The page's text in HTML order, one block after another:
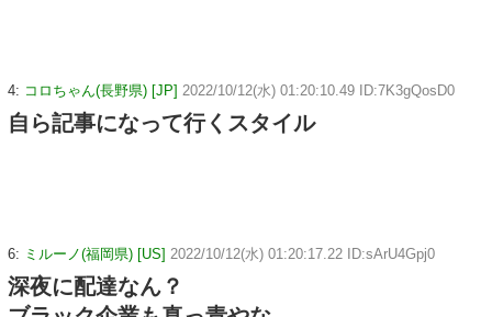
4: コロちゃん(長野県) [JP] 2022/10/12(水) 01:20:10.49 ID:7K3gQosD0
自ら記事になって行くスタイル
6: ミルーノ(福岡県) [US] 2022/10/12(水) 01:20:17.22 ID:sArU4Gpj0
深夜に配達なん？